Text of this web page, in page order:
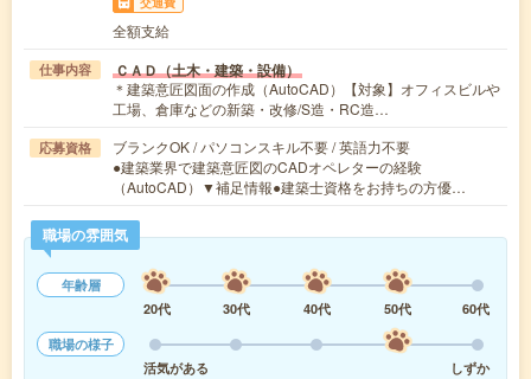
全額支給
仕事内容 ＣＡＤ（土木・建築・設備）
＊建築意匠図面の作成（AutoCAD）【対象】オフィスビルや
工場、倉庫などの新築・改修/S造・RC造…
応募資格
ブランクOK / パソコンスキル不要 / 英語力不要
●建築業界で建築意匠図のCADオペレターの経験
（AutoCAD）▼補足情報●建築士資格をお持ちの方優…
職場の雰囲気
年齢層
20代
30代 40代 50代
60代
職場の様子
活気がある
しずか